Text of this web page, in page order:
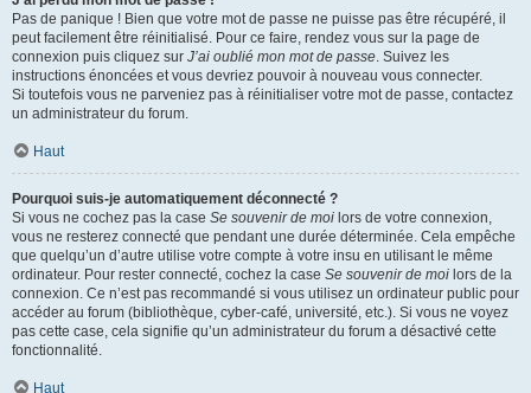
Pas de panique ! Bien que votre mot de passe ne puisse pas être récupéré, il
peut facilement être réinitialisé. Pour ce faire, rendez vous sur la page de
connexion puis cliquez sur J’ai oublié mon mot de passe. Suivez les
instructions énoncées et vous devriez pouvoir à nouveau vous connecter.
Si toutefois vous ne parveniez pas à réinitialiser votre mot de passe, contactez
un administrateur du forum.
Haut
Pourquoi suis-je automatiquement déconnecté ?
Si vous ne cochez pas la case Se souvenir de moi lors de votre connexion,
vous ne resterez connecté que pendant une durée déterminée. Cela empêche
que quelqu’un d’autre utilise votre compte à votre insu en utilisant le même
ordinateur. Pour rester connecté, cochez la case Se souvenir de moi lors de la
connexion. Ce n’est pas recommandé si vous utilisez un ordinateur public pour
accéder au forum (bibliothèque, cyber-café, université, etc.). Si vous ne voyez
pas cette case, cela signifie qu’un administrateur du forum a désactivé cette
fonctionnalité.
Haut